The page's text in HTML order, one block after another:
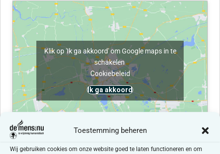
Toestemming beheren
Wij gebruiken cookies om onze website goed te laten functioneren en om
Klik op 'Ik ga akkoord' om Google maps in te
schakelen
Cookiebeleid
Ik ga akkoord